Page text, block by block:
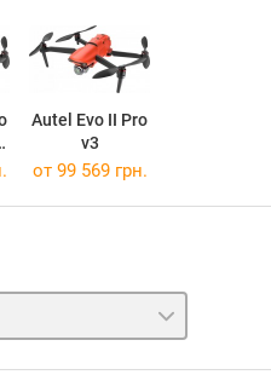
Autel Evo II Pro
v3
от 99 569 грн.